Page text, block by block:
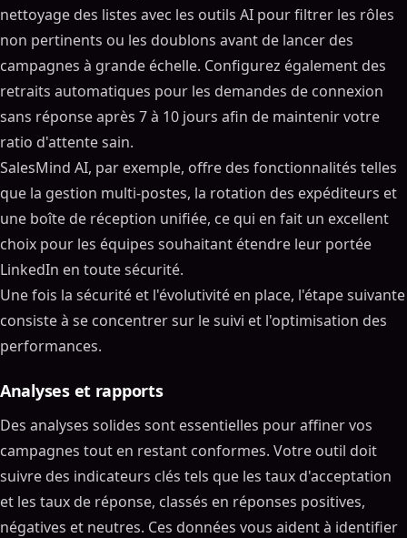
Sommaire
ON THIS PAGE
J'ai classé 16 LinkedIn outils d'automatisation du
meilleur au pire - (Lemlist, HeyReach, Expandi,
Liste de contrôle des fonctionnalités principales
nettoyage des listes avec les outils AI pour filtrer les rôles
non pertinents ou les doublons avant de lancer des
campagnes à grande échelle. Configurez également des
retraits automatiques pour les demandes de connexion
sans réponse après 7 à 10 jours afin de maintenir votre
ratio d'attente sain.
SalesMind AI, par exemple, offre des fonctionnalités telles
que la gestion multi-postes, la rotation des expéditeurs et
une boîte de réception unifiée, ce qui en fait un excellent
choix pour les équipes souhaitant étendre leur portée
LinkedIn en toute sécurité.
Une fois la sécurité et l'évolutivité en place, l'étape suivante
consiste à se concentrer sur le suivi et l'optimisation des
performances.
Analyses et rapports
Des analyses solides sont essentielles pour affiner vos
campagnes tout en restant conformes. Votre outil doit
suivre des indicateurs clés tels que les taux d'acceptation
et les taux de réponse, classés en réponses positives,
négatives et neutres. Ces données vous aident à identifier